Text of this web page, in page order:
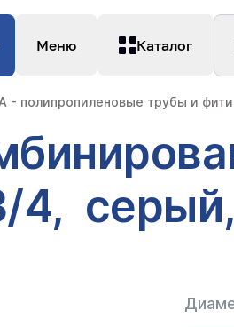
Меню Каталог
- полипропиленовые трубы и
4,